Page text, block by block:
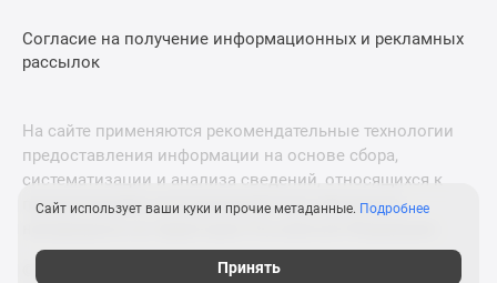
коттеджные
поселки
коттеджные
поселки
Коттеджные
поселки
Согласие на получение информационных и рекламных
рассылок
На сайте применяются рекомендательные технологии
предоставления информации на основе сбора,
систематизации и анализа сведений, относящихся к
предпочтениям пользователей сети «Интернет»,
© 2011—2026 Новострой-М. Все права защищены. Всё,
Сайт использует ваши куки и прочие метаданные. Подробнее
Принять